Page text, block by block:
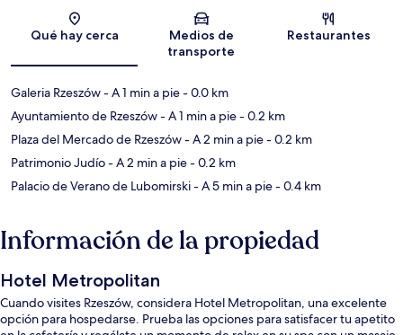
Sección del mapa
Qué hay cerca
Medios de
transporte
Restaurantes
Galeria Rzeszów- A 1 min a pie- 0.0 km
Ayuntamiento de Rzeszów- A 1 min a pie- 0.2 km
Plaza del Mercado de Rzeszów- A 2 min a pie- 0.2 km
Patrimonio Judío- A 2 min a pie- 0.2 km
Palacio de Verano de Lubomirski- A 5 min a pie- 0.4 km
Información de la propiedad
Hotel Metropolitan
Cuando visites Rzeszów, considera Hotel Metropolitan, una excelente
opción para hospedarse. Prueba las opciones para satisfacer tu apetito